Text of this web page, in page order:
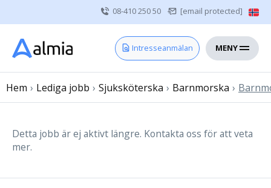
08-410 250 50 [email protected]
Intresseanmälan MENY
Hem
Vårdgivare
Om oss
Sjuksköterska
Hem › Lediga jobb › Sjuksköterska › Barnmorska ›
Detta jobb är ej aktivt längre. Kontakta oss för att veta
mer.